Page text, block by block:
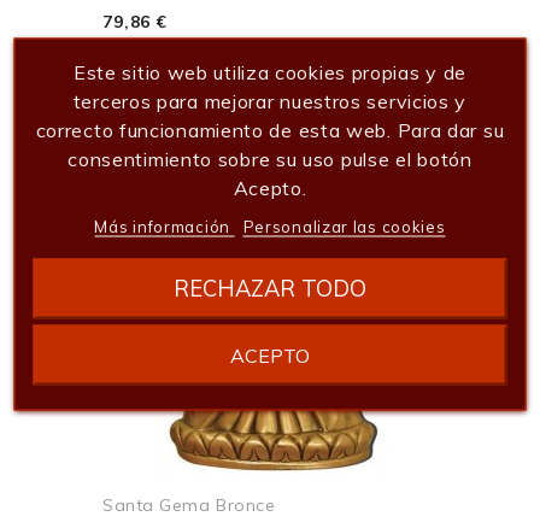
79,86 €
Añadir al carrito
Santa Gema Bronce
Este sitio web utiliza cookies propias y de
terceros para mejorar nuestros servicios y
correcto funcionamiento de esta web. Para dar su
consentimiento sobre su uso pulse el botón
Acepto.
Más información Personalizar las cookies
RECHAZAR TODO
ACEPTO